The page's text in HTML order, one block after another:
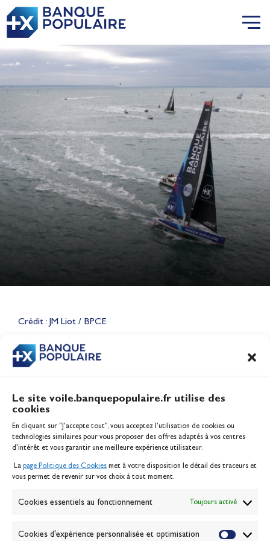
Le site voile.banquepopulaire.fr utilise des
cookies
En cliquant sur "J'accepte tout", vous acceptez l’utilisation de cookies ou
technologies similaires pour vous proposer des offres adaptés à vos centres
d’intérêt et vous garantir une meilleure expérience utilisateur.
La page Politique des Cookies met à votre disposition le détail des traceurs et
vous permet de revenir sur vos choix à tout moment.
Cookies essentiels au fonctionnement Toujours activé
Cookies d'expérience personnalisée et optimisation
Crédit : JM Liot / BPCE
CONTENU
Lauriane Nolot en or à Long
Jeux Olympiques 2028
Inscription serveur média
Contact
Politique des cookies
Banque de la voile
Passion Voile TV